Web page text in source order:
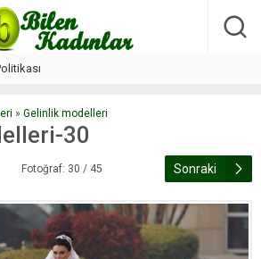
5 gün kala hayatını kaybetti
» Gelinlik modelleri
30
Fotoğraf: 30 / 45 Sonraki